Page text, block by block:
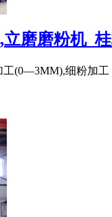
磨磨粉机_
(0—3MM),细粉加